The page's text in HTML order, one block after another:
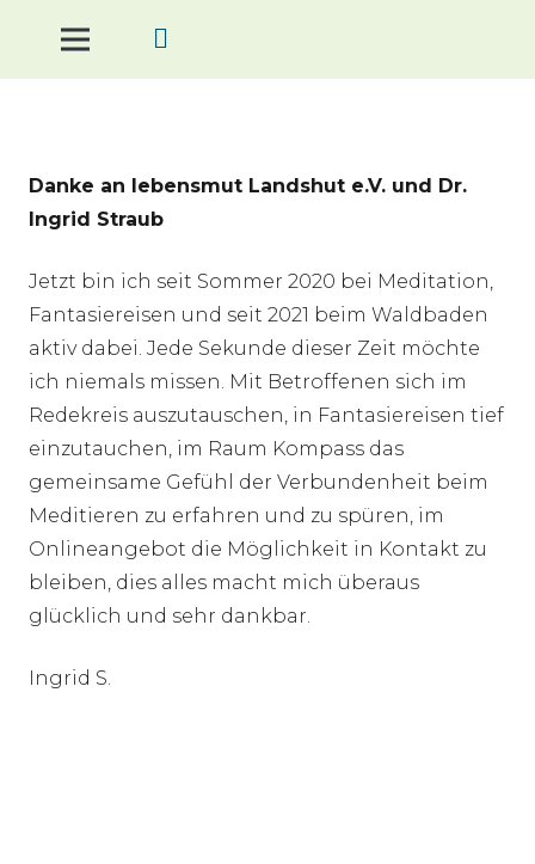
Danke an lebensmut Landshut e.V. und Dr.
Ingrid Straub
Jetzt bin ich seit Sommer 2020 bei Meditation,
Fantasiereisen und seit 2021 beim Waldbaden
aktiv dabei. Jede Sekunde dieser Zeit möchte
ich niemals missen. Mit Betroffenen sich im
Redekreis auszutauschen, in Fantasiereisen tief
einzutauchen, im Raum Kompass das
gemeinsame Gefühl der Verbundenheit beim
Meditieren zu erfahren und zu spüren, im
Onlineangebot die Möglichkeit in Kontakt zu
bleiben, dies alles macht mich überaus
glücklich und sehr dankbar.
Ingrid S.